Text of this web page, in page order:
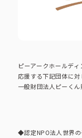
パチンコ・スロット
ピーアークの歩み
CSR活動 トップ
CSR理念
トピックス
ピーアークホールデ
応援する下記団体に対
一般財団法人ピーく
◆認定NPO法人世界